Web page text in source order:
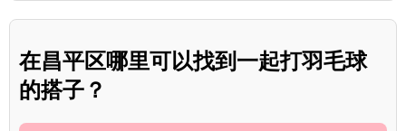
在昌平区哪里可以找到一起打羽毛球
的搭子？